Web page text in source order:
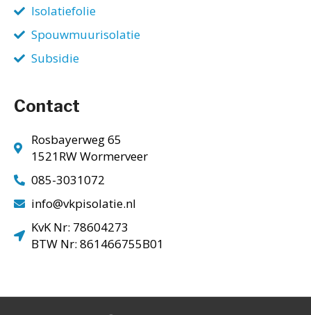
Isolatiefolie
Spouwmuurisolatie
Subsidie
Contact
Rosbayerweg 65
1521RW Wormerveer
085-3031072
info@vkpisolatie.nl
KvK Nr: 78604273
BTW Nr: 861466755B01